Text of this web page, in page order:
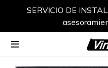
SERVICIO DE
